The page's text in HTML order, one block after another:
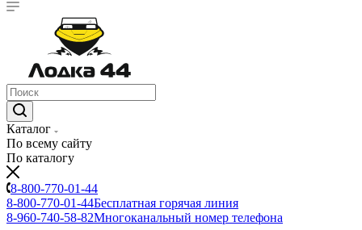
Каталог
По всему сайту
По каталогу
8-800-770-01-44
8-800-770-01-44Бесплатная горячая линия
8-960-740-58-82Многоканальный номер телефона